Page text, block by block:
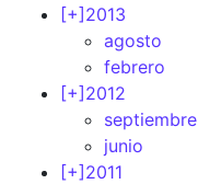
[+] 2013
agosto
febrero
[+] 2012
septiembre
junio
[+] 2011